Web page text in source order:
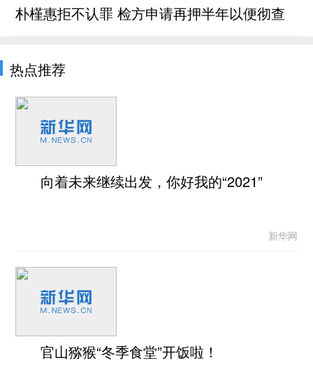
朴槿惠拒不认罪 检方申请再押半年以便彻查
热点推荐
向着未来继续出发，你好我的“2021”
新华网
官山猕猴“冬季食堂”开饭啦！